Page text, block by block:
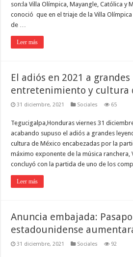
son:la Villa Olímpica, Mayangle, Católica y
conoció que en el triaje de la Villa
de …
Leer más
El adiós en 2021 a
entretenimiento y cultura
31 diciembre, 2021 Sociales 65
Tegucigalpa,Honduras viernes 31
acabando supuso el adiós a grandes
cultura de México encabezadas por la
máximo exponente de la música ranchera,
concluyó con la partida de uno de los
Leer más
Anuncia embajada:
estadounidense
31 diciembre, 2021 Sociales 92